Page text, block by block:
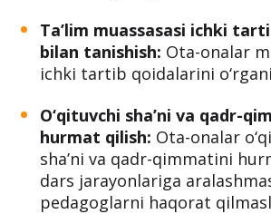
Ta’lim muassasasi ichki
bilan tanishish: Ota-onalar
ichki tartib qoidalarini
O‘qituvchi sha’ni va qadr-
hurmat qilish: Ota-onalar
sha’ni va qadr-qimmatini
dars jarayonlariga
pedagoglarni haqorat